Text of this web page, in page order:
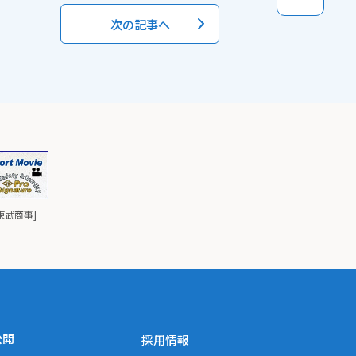
次の記事へ
武商事]
採用情報